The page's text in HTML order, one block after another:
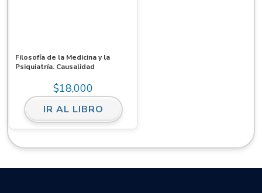
Filosofía de la Medicina y la
Psiquiatría. Causalidad
$18,000
IR AL LIBRO